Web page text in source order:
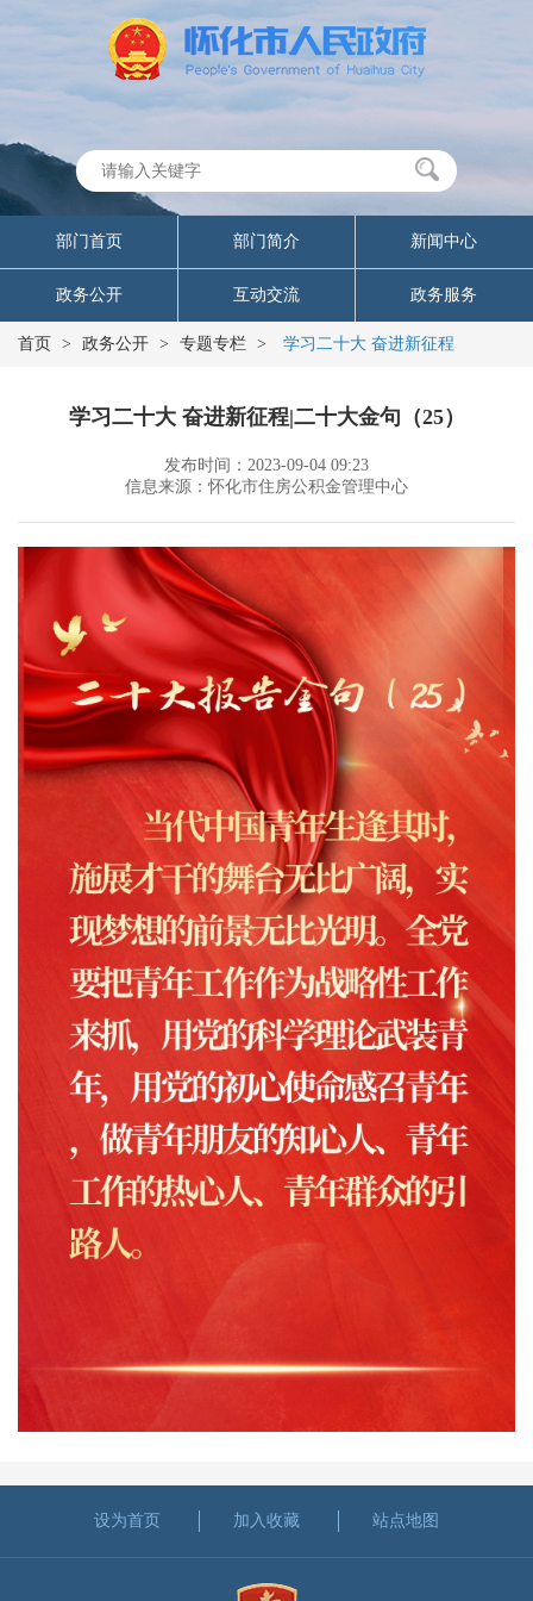
部门首页 部门简介 新闻中心
政务公开 互动交流 政务服务
首页 > 政务公开 > 专题专栏 > 学习二十大 奋进新征程
学习二十大 奋进新征程|二十大金句（25）
发布时间：2023-09-04 09:23
信息来源：怀化市住房公积金管理中心
设为首页 加入收藏 站点地图